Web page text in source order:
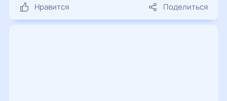
Нравится Поделиться